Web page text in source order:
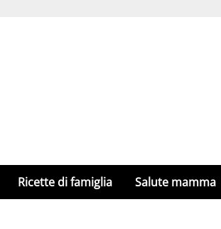
Ricette di famiglia Salute mamma